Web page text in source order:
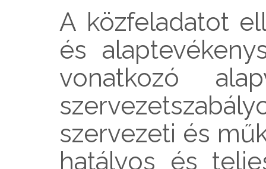
A közfeladatot
és
vonatkozó
szervezeti és
hatályos és